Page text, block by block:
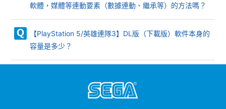
軟體，媒體等連動要素（數據連動、繼承等）的方法嗎？
【PlayStation 5/英雄連隊3】DL版（下載版）軟件本身的
容量是多少？